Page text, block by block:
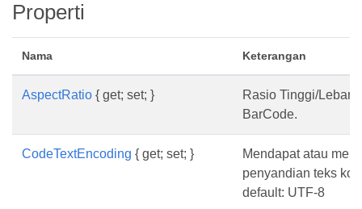
Properti
Nama Keterangan
AspectRatio { get; set; }
Rasio Tinggi/Lebar
BarCode.
CodeTextEncoding { get; set; }
Mendapat atau
penyandian teks
default: UTF-8